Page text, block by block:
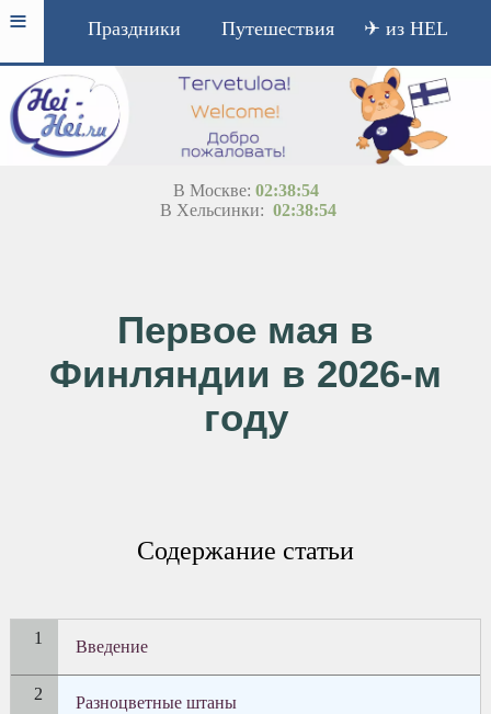
≡ Праздники Путешествия ✈ из HEL
В Москве: 02:38:54
В Хельсинки: 02:38:54
Первое мая в
Финляндии в 2026-м
году
Содержание статьи
Введение
Разноцветные штаны